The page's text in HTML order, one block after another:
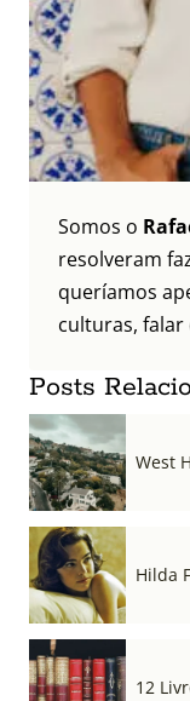
Somos o
resolveram
queríamos
culturas, falar
Posts
West
Hilda
12